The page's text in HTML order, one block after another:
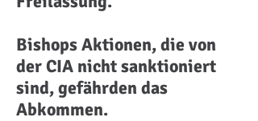
Bishops Aktionen, die von
der CIA nicht sanktioniert
sind, gefährden das
Abkommen.